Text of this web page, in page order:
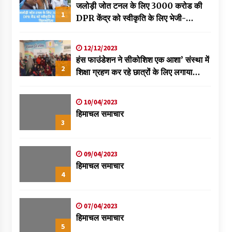
1
जलोड़ी जोत टनल के लिए 3000 करोड की
DPR केंद्र को स्वीकृति के लिए भेजी-
2
12/12/2023
हंस फाउंडेशन ने सीकोशिश एक आशा’ संस्था में
शिक्षा ग्रहण कर रहे छात्रों के लिए लगाया
3
10/04/2023
हिमाचल समाचार
4
09/04/2023
हिमाचल समाचार
5
07/04/2023
हिमाचल समाचार